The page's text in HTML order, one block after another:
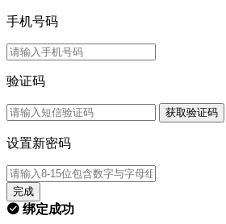
手机号码
验证码
获取验证码
设置新密码
完成
绑定成功